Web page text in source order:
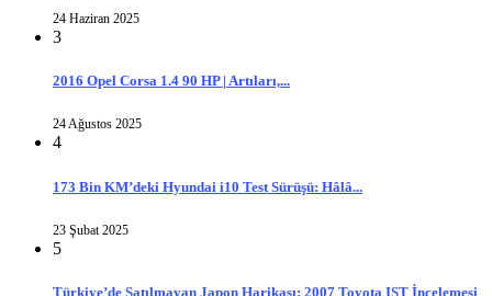
24 Haziran 2025
3
2016 Opel Corsa 1.4 90 HP | Artıları,...
24 Ağustos 2025
4
173 Bin KM’deki Hyundai i10 Test Sürüşü: Hâlâ...
23 Şubat 2025
5
Türkiye’de Satılmayan Japon Harikası: 2007 Toyota IST İncelemesi